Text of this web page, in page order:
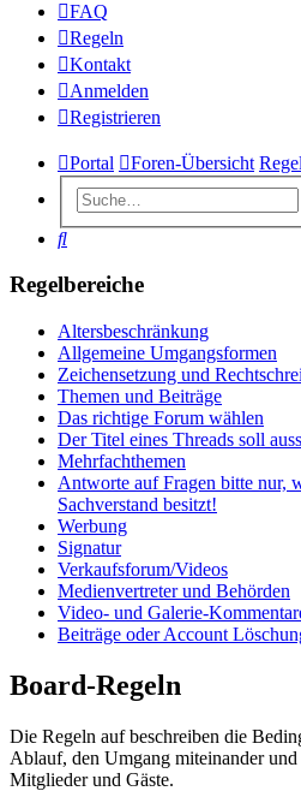
FAQ
Regeln
Kontakt
Anmelden
Registrieren
Portal Foren-Übersicht
Suche
Regelbereiche
Altersbeschränkung
Allgemeine Umgangsformen
Zeichensetzung und
Themen und Beiträge
Das richtige Forum wählen
Der Titel eines Threads soll
Mehrfachthemen
Antworte auf Fragen bitte nur,
Sachverstand besitzt!
Werbung
Signatur
Verkaufsforum/Videos
Medienvertreter und Behörden
Video- und Galerie-
Beiträge oder Account
Board-Regeln
Die Regeln auf beschreiben die
Ablauf, den Umgang miteinander
Mitglieder und Gäste.